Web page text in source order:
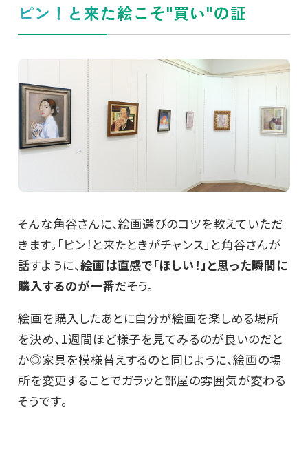
ピン！と来た絵こそ"買い"の証
そんな角谷さんに、絵画選びのコツを教えていただ
きます。「ピン！と来たときがチャンス」と角谷さんが
話すように、絵画は直感で「ほしい！」と思った瞬間に
購入するのが一番だそう。
絵画を購入したあとに自分が絵画を楽しめる場所
を決め、1週間ほど様子を見てみるのが良いのだと
か◎家具を模様替えするのと同じように、絵画の場
所を変更することでガラッと部屋の雰囲気が変わる
そうです。